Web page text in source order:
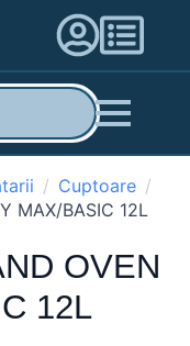
Cuptoare
MAX/BASIC 12L
OVEN
12L